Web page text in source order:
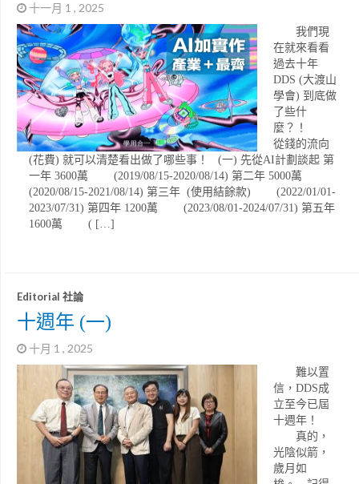
十一月 1 , 2025
我們現
在就來看看
過去十年
DDS (大渡山
學會) 到底做
了些什
麼？！
從錢的流向
(花費) 就可以清楚看出做了哪些事！ (一) 先從AI計劃談起 第
一年 3600萬 (2019/08/15-2020/08/14) 第二年 5000萬
(2020/08/15-2021/08/14) 第三年 (使用結餘款) (2022/01/01-
2023/07/31) 第四年 1200萬 (2023/08/01-2024/07/31) 第五年
1600萬 ( […]
Editorial 社論
十週年 (一)
十月 1 , 2025
難以置
信，DDS成
立至今已屆
十週年！
真的，
光陰似箭，
歲月如